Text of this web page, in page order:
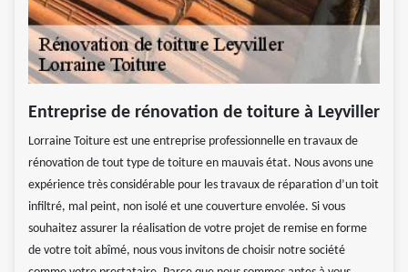
Entreprise de rénovation de toiture à Leyviller
Lorraine Toiture est une entreprise professionnelle en travaux de
rénovation de tout type de toiture en mauvais état. Nous avons une
expérience très considérable pour les travaux de réparation d’un toit
infiltré, mal peint, non isolé et une couverture envolée. Si vous
souhaitez assurer la réalisation de votre projet de remise en forme
de votre toit abîmé, nous vous invitons de choisir notre société